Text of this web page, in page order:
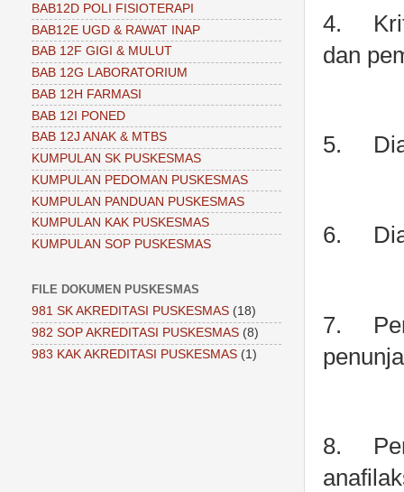
4.
dan
5.
6.
7.
8.
BAB12D POLI FISIOTERAPI
BAB12E UGD & RAWAT INAP
BAB 12F GIGI & MULUT
BAB 12G LABORATORIUM
BAB 12H FARMASI
BAB 12I PONED
BAB 12J ANAK & MTBS
KUMPULAN SK PUSKESMAS
KUMPULAN PEDOMAN PUSKESMAS
KUMPULAN PANDUAN PUSKESMAS
KUMPULAN KAK PUSKESMAS
KUMPULAN SOP PUSKESMAS
FILE DOKUMEN PUSKESMAS
981 SK AKREDITASI PUSKESMAS (18)
982 SOP AKREDITASI PUSKESMAS (8)
983 KAK AKREDITASI PUSKESMAS (1)